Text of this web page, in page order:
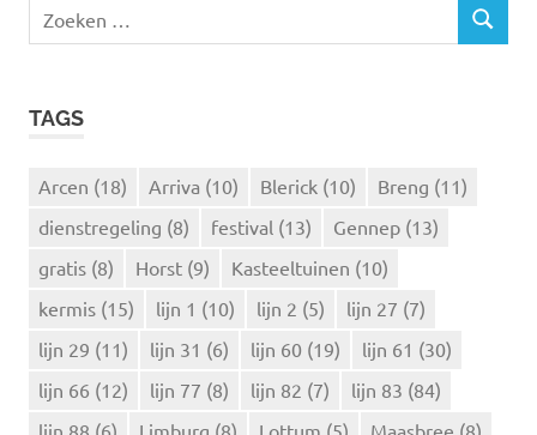
e
Z
TAGS
Arcen (18) Arriva (10) Blerick (10) Breng (11)
dienstregeling (8) festival (13) Gennep (13)
gratis (8) Horst (9) Kasteeltuinen (10)
kermis (15) lijn 1 (10) lijn 2 (5) lijn 27 (7)
lijn 29 (11) lijn 31 (6) lijn 60 (19) lijn 61 (30)
lijn 66 (12) lijn 77 (8) lijn 82 (7) lijn 83 (84)